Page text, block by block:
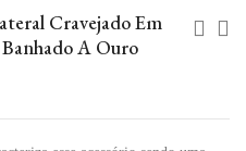
Cravejado Em
A Ouro